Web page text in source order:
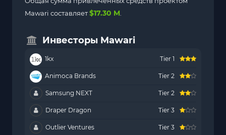
Mawari составляет$17.30 M
Инвесторы Mawari
1kx Tier 1
Animoca Brands Tier 2
Samsung NEXT Tier 2
Draper Dragon Tier 3
Outlier Ventures Tier 3